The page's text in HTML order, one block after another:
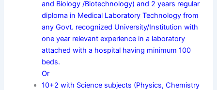
and Biology /Biotechnology) and 2 years regular
diploma in Medical Laboratory Technology from
any Govt. recognized University/Institution with
one year relevant experience in a laboratory
attached with a hospital having minimum 100
beds.
Or
10+2 with Science subjects (Physics, Chemistry